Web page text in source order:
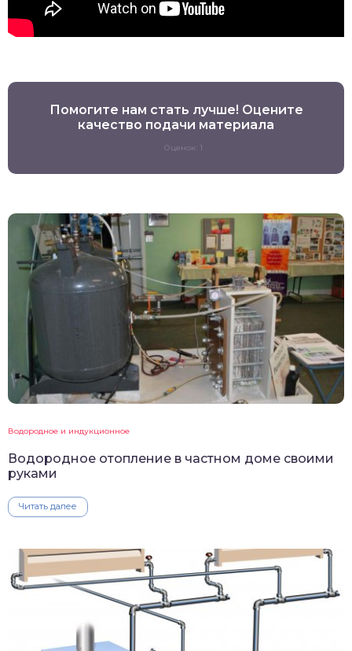
Помогите нам стать лучше! Оцените
качество подачи материала
Оценок: 1
Водородное и индукционное
Водородное отопление в частном доме своими
руками
Читать далее